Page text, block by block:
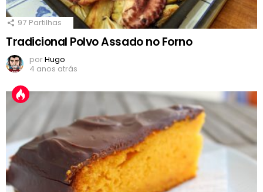
97 Partilhas
Tradicional Polvo Assado no Forno
porHugo
4 anos atrás